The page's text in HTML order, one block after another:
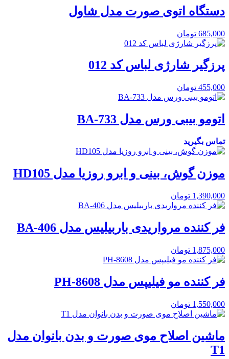
دستگاه اتوی صورت مدل شاول
685,000 تومان
پرزگیر شارژی لباس کد 012
455,000 تومان
اتومو بیبی ورس مدل BA-733
تماس بگیرید
موزن گوش، بینی و ابرو روزیا مدل HD105
1,390,000 تومان
فر کننده مرواریدی باربیلیس مدل BA-406
1,875,000 تومان
فر کننده مو فیلیپس مدل PH-8608
1,550,000 تومان
ماشین اصلاح موی صورت و بدن بانوان مدل
T1